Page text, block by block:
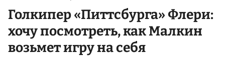
Голкипер «Питтсбурга» Флери:
хочу посмотреть, как Малкин
возьмет игру на себя